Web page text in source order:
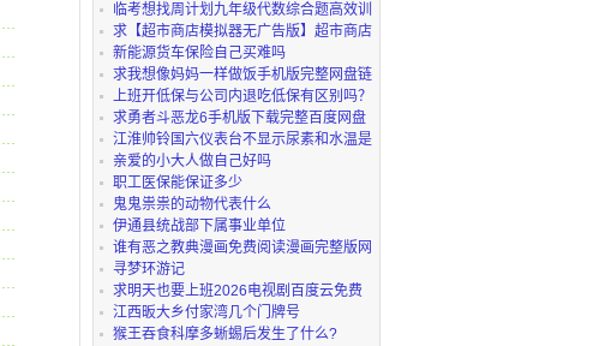
临考想找周计划九年级代数综合题高效训
练重点整理
求【超市商店模拟器无广告版】超市商店
模拟器免广告
新能源货车保险自己买难吗
求我想像妈妈一样做饭手机版完整网盘链
接下载
上班开低保与公司内退吃低保有区别吗？
求勇者斗恶龙6手机版下载完整百度网盘
链接获取
江淮帅铃国六仪表台不显示尿素和水温是
什么故障
亲爱的小大人做自己好吗
职工医保能保证多少
鬼鬼祟祟的动物代表什么
伊通县统战部下属事业单位
谁有恶之教典漫画免费阅读漫画完整版网
盘链接
寻梦环游记
求明天也要上班2026电视剧百度云免费
资源全集免费观
江西昄大乡付家湾几个门牌号
猴王吞食科摩多蜥蜴后发生了什么?